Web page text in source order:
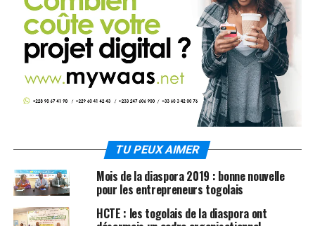
TU PEUX AIMER
Mois de la diaspora 2019 : bonne nouvelle
pour les entrepreneurs togolais
HCTE : les togolais de la diaspora ont